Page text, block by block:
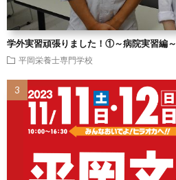
学外実習頑張りました！①～病院実習編～
平岡栄養士専門学校